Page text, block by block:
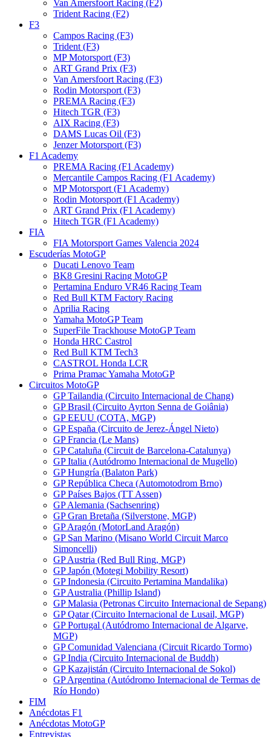
Van Amersfoort Racing (F2)
Trident Racing (F2)
F3
Campos Racing (F3)
Trident (F3)
MP Motorsport (F3)
ART Grand Prix (F3)
Van Amersfoort Racing (F3)
Rodin Motorsport (F3)
PREMA Racing (F3)
Hitech TGR (F3)
AIX Racing (F3)
DAMS Lucas Oil (F3)
Jenzer Motorsport (F3)
F1 Academy
PREMA Racing (F1 Academy)
Mercantile Campos Racing (F1 Academy)
MP Motorsport (F1 Academy)
Rodin Motorsport (F1 Academy)
ART Grand Prix (F1 Academy)
Hitech TGR (F1 Academy)
FIA
FIA Motorsport Games Valencia 2024
Escuderías MotoGP
Ducati Lenovo Team
BK8 Gresini Racing MotoGP
Pertamina Enduro VR46 Racing Team
Red Bull KTM Factory Racing
Aprilia Racing
Yamaha MotoGP Team
SuperFile Trackhouse MotoGP Team
Honda HRC Castrol
Red Bull KTM Tech3
CASTROL Honda LCR
Prima Pramac Yamaha MotoGP
Circuitos MotoGP
GP Tailandia (Circuito Internacional de Chang)
GP Brasil (Circuito Ayrton Senna de Goiânia)
GP EEUU (COTA, MGP)
GP España (Circuito de Jerez-Ángel Nieto)
GP Francia (Le Mans)
GP Cataluña (Circuit de Barcelona-Catalunya)
GP Italia (Autódromo Internacional de Mugello)
GP Hungría (Balaton Park)
GP República Checa (Automotodrom Brno)
GP Países Bajos (TT Assen)
GP Alemania (Sachsenring)
GP Gran Bretaña (Silverstone, MGP)
GP Aragón (MotorLand Aragón)
GP San Marino (Misano World Circuit Marco
Simoncelli)
GP Austria (Red Bull Ring, MGP)
GP Japón (Motegi Mobility Resort)
GP Indonesia (Circuito Pertamina Mandalika)
GP Australia (Phillip Island)
GP Malasia (Petronas Circuito Internacional de Sepang)
GP Qatar (Circuito Internacional de Lusail, MGP)
GP Portugal (Autódromo Internacional de Algarve,
MGP)
GP Comunidad Valenciana (Circuit Ricardo Tormo)
GP India (Circuito Internacional de Buddh)
GP Kazajistán (Circuito Internacional de Sokol)
GP Argentina (Autódromo Internacional de Termas de
Río Hondo)
FIM
Anécdotas F1
Anécdotas MotoGP
Entrevistas